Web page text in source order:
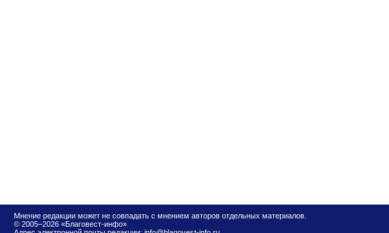
Мнение редакции может не совпадать с мнением авторов отдельных материалов.
© 2005–2026 «Благовест-инфо»